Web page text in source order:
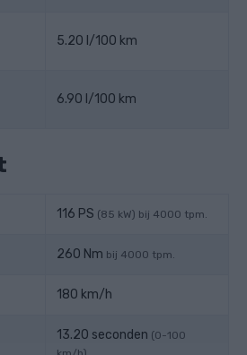
5.20 l/100 km
6.90 l/100 km
116 PS (85 kW) bij 4000 tpm.
260 Nm bij 4000 tpm.
180 km/h
13.20 seconden (0-100